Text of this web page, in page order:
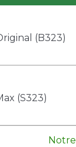
(B323)
(S323)
Notre